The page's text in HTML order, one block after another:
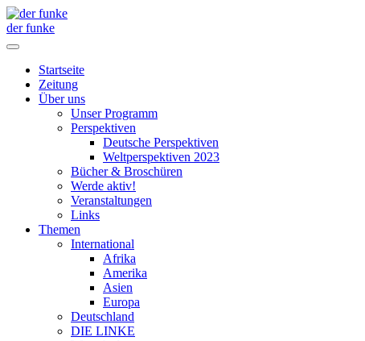
der funke
Startseite
Zeitung
Über uns
Unser Programm
Perspektiven
Deutsche Perspektiven
Weltperspektiven 2023
Bücher & Broschüren
Werde aktiv!
Veranstaltungen
Links
Themen
International
Afrika
Amerika
Asien
Europa
Deutschland
DIE LINKE